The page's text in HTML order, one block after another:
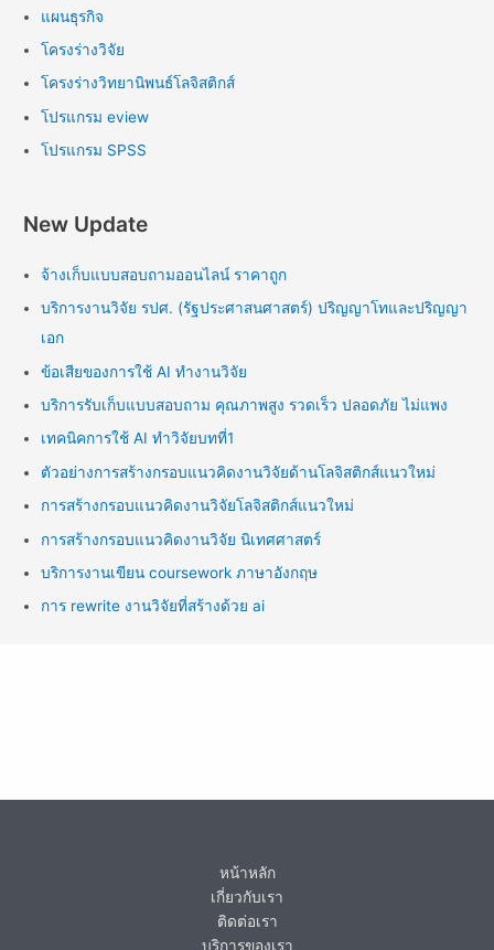
แผนธุรกิจ
โครงร่างวิจัย
โครงร่างวิทยานิพนธ์โลจิสติกส์
โปรแกรม eview
โปรแกรม SPSS
New Update
จ้างเก็บแบบสอบถามออนไลน์ ราคาถูก
บริการงานวิจัย รปศ. (รัฐประศาสนศาสตร์) ปริญญาโทและปริญญา
เอก
ข้อเสียของการใช้ AI ทำงานวิจัย
บริการรับเก็บแบบสอบถาม คุณภาพสูง รวดเร็ว ปลอดภัย ไม่แพง
เทคนิคการใช้ AI ทำวิจัยบทที่1
ตัวอย่างการสร้างกรอบแนวคิดงานวิจัยด้านโลจิสติกส์แนวใหม่
การสร้างกรอบแนวคิดงานวิจัยโลจิสติกส์แนวใหม่
การสร้างกรอบแนวคิดงานวิจัย นิเทศศาสตร์
บริการงานเขียน coursework ภาษาอังกฤษ
การ rewrite งานวิจัยที่สร้างด้วย ai
หน้าหลัก
เกี่ยวกับเรา
ติดต่อเรา
บริการของเรา